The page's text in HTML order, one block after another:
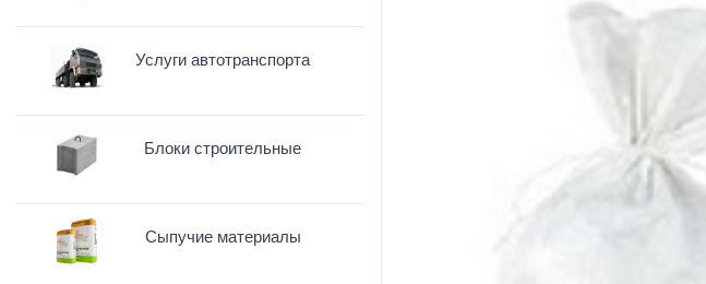
Услуги автотранспорта
Блоки строительные
Сыпучие материалы